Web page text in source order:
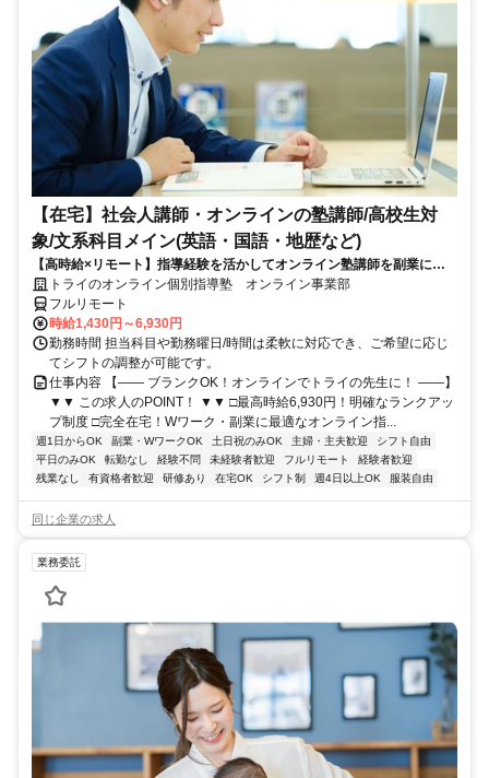
【在宅】社会人講師・オンラインの塾講師/高校生対
象/文系科目メイン(英語・国語・地歴など)
【高時給×リモート】指導経験を活かしてオンライン塾講師を副業に！
週1～OK！
トライのオンライン個別指導塾 オンライン事業部
フルリモート
時給1,430円～6,930円
勤務時間 担当科目や勤務曜日/時間は柔軟に対応でき、ご希望に応じ
てシフトの調整が可能です。
仕事内容 【―― ブランクOK！オンラインでトライの先生に！ ――】
▼▼ この求人のPOINT！ ▼▼ □最高時給6,930円！明確なランクアッ
プ制度 □完全在宅！Wワーク・副業に最適なオンライン指...
週1日からOK 副業・WワークOK 土日祝のみOK 主婦・主夫歓迎
シフト自由
平日のみOK
転勤なし 経験不問 未経験者歓迎 フルリモート
経験者歓迎
残業なし
有資格者歓迎 研修あり 在宅OK シフト制 週4日以上OK 服装自由
同じ企業の求人
業務委託